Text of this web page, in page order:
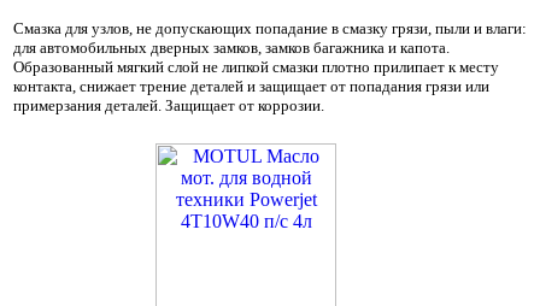
Смазка для узлов, не допускающих попадание в смазку грязи, пыли и влаги:
для автомобильных дверных замков, замков багажника и капота.
Образованный мягкий слой не липкой смазки плотно прилипает к месту
контакта, снижает трение деталей и защищает от попадания грязи или
примерзания деталей. Защищает от коррозии.